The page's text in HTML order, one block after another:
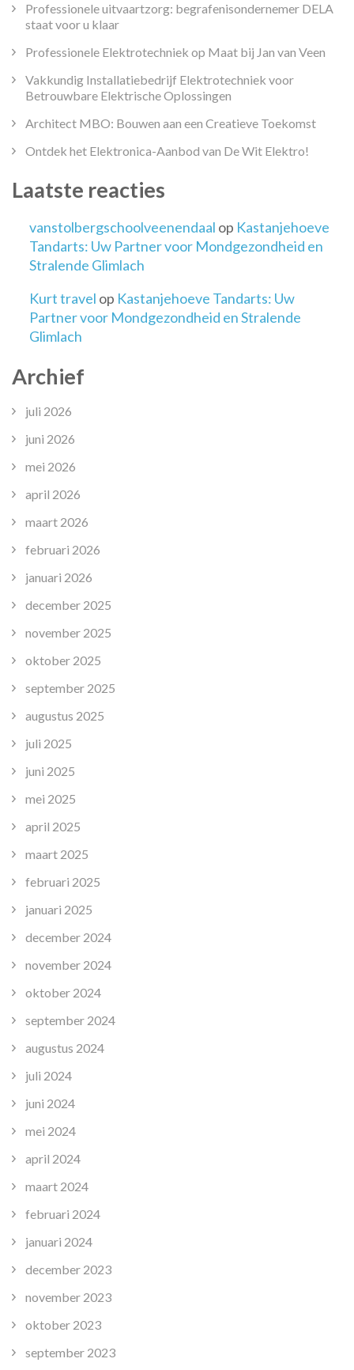
Professionele uitvaartzorg: begrafenisondernemer DELA
staat voor u klaar
Professionele Elektrotechniek op Maat bij Jan van Veen
Vakkundig Installatiebedrijf Elektrotechniek voor
Betrouwbare Elektrische Oplossingen
Architect MBO: Bouwen aan een Creatieve Toekomst
Ontdek het Elektronica-Aanbod van De Wit Elektro!
Laatste reacties
vanstolbergschoolveenendaal op Kastanjehoeve
Tandarts: Uw Partner voor Mondgezondheid en
Stralende Glimlach
Kurt travel op Kastanjehoeve Tandarts: Uw
Partner voor Mondgezondheid en Stralende
Glimlach
Archief
juli 2026
juni 2026
mei 2026
april 2026
maart 2026
februari 2026
januari 2026
december 2025
november 2025
oktober 2025
september 2025
augustus 2025
juli 2025
juni 2025
mei 2025
april 2025
maart 2025
februari 2025
januari 2025
december 2024
november 2024
oktober 2024
september 2024
augustus 2024
juli 2024
juni 2024
mei 2024
april 2024
maart 2024
februari 2024
januari 2024
december 2023
november 2023
oktober 2023
september 2023